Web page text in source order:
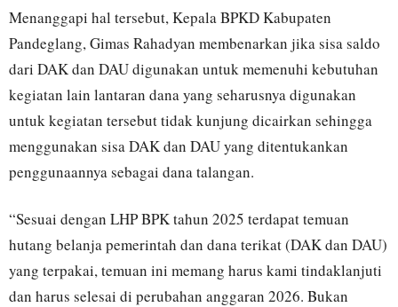
Menanggapi hal tersebut, Kepala BPKD Kabupaten
Pandeglang, Gimas Rahadyan membenarkan jika sisa saldo
dari DAK dan DAU digunakan untuk memenuhi kebutuhan
kegiatan lain lantaran dana yang seharusnya digunakan
untuk kegiatan tersebut tidak kunjung dicairkan sehingga
menggunakan sisa DAK dan DAU yang ditentukankan
penggunaannya sebagai dana talangan.
“Sesuai dengan LHP BPK tahun 2025 terdapat temuan
hutang belanja pemerintah dan dana terikat (DAK dan DAU)
yang terpakai, temuan ini memang harus kami tindaklanjuti
dan harus selesai di perubahan anggaran 2026. Bukan